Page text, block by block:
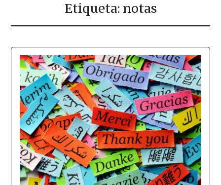
Etiqueta: notas